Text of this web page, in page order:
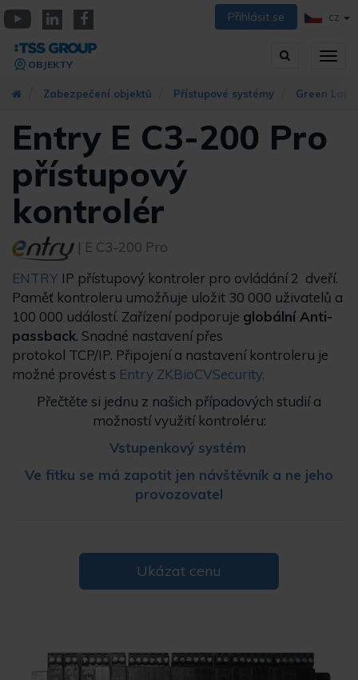
Přejít
k
hlavnímu
obsahu
Přihlásit se CZ
Vyhledávání
OBJEKTY
Zabezpečení objektů Přístupové systémy Green
Entry E C3-200 Pro
přístupový
kontrolér
| E C3-200 Pro
ENTRY IP přístupový kontroler pro ovládání 2 dveří.
Paměť kontroleru umožňuje uložit 30 000 uživatelů a
100 000 událostí. Zařízení podporuje globální Anti-
passback. Snadné nastavení přes
protokol TCP/IP. Připojení a nastavení kontroleru je
možné provést s Entry ZKBioCVSecurity.
Přečtěte si jednu z našich případových studií a
možností využití kontroléru:
Vstupenkový systém
Ve fitku se má zapotit jen návštěvník a ne jeho
provozovatel
Ukázat cenu